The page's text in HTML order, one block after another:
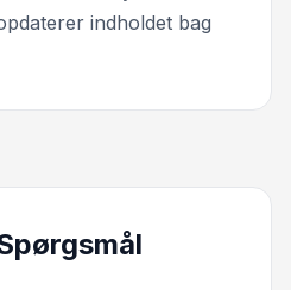
indholdet bag